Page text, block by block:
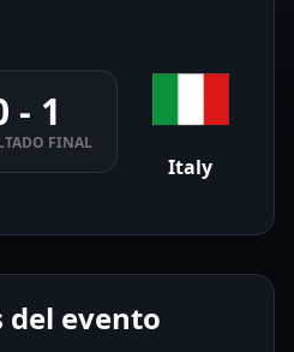
- 1
FINAL
Italy
del evento